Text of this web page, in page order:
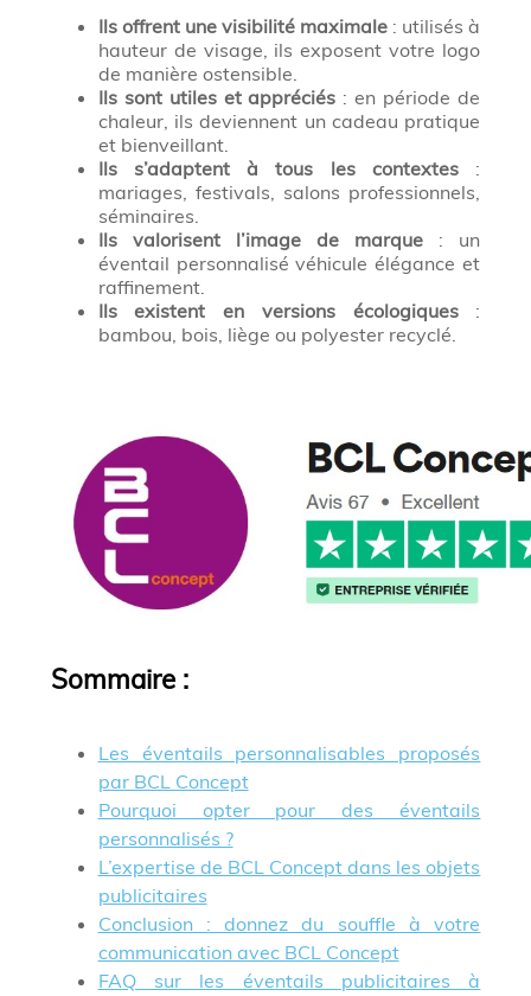
Ils offrent une visibilité maximale : utilisés à
hauteur de visage, ils exposent votre logo
de manière ostensible.
Ils sont utiles et appréciés : en période de
chaleur, ils deviennent un cadeau pratique
et bienveillant.
Ils s’adaptent à tous les contextes :
mariages, festivals, salons professionnels,
séminaires.
Ils valorisent l’image de marque : un
éventail personnalisé véhicule élégance et
raffinement.
Ils existent en versions écologiques:
bambou, bois, liège ou polyester recyclé.
Sommaire:
Les éventails personnalisables proposés
par BCL Concept
Pourquoi opter pour des éventails
personnalisés ?
L’expertise de BCL Concept dans les objets
publicitaires
Conclusion : donnez du souffle à votre
communication avec BCL Concept
FAQ sur les éventails publicitaires à